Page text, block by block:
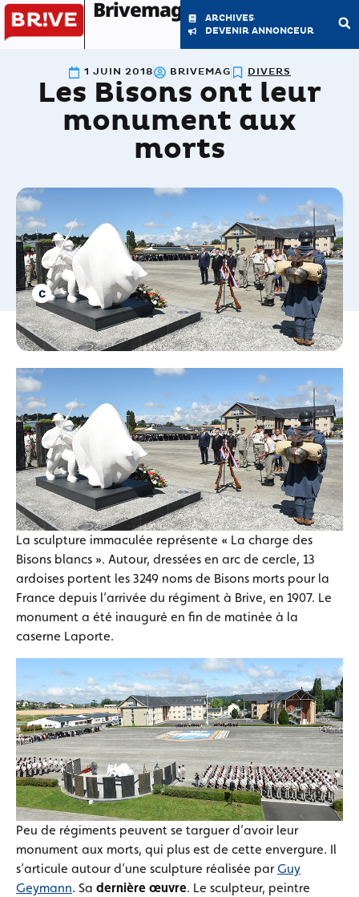
Brivemag'
ARCHIVES
DEVENIR ANNONCEUR
1 JUIN 2018 BRIVEMAG DIVERS
Les Bisons ont leur
monument aux
morts
La sculpture immaculée représente « La charge des
Bisons blancs ». Autour, dressées en arc de cercle, 13
ardoises portent les 3249 noms de Bisons morts pour la
France depuis l’arrivée du régiment à Brive, en 1907. Le
monument a été inauguré en fin de matinée à la
caserne Laporte.
Peu de régiments peuvent se targuer d’avoir leur
monument aux morts, qui plus est de cette envergure. Il
s’articule autour d’une sculpture réalisée parGuy
Geymann. Sa dernière œuvre. Le sculpteur, peintre